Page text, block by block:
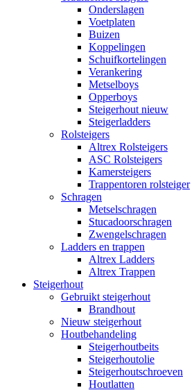
Onderslagen
Voetplaten
Buizen
Koppelingen
Schuifkortelingen
Verankering
Metselboys
Opperboys
Steigerhout nieuw
Steigerladders
Rolsteigers
Altrex Rolsteigers
ASC Rolsteigers
Kamersteigers
Trappentoren rolsteiger
Schragen
Metselschragen
Stucadoorschragen
Zwengelschragen
Ladders en trappen
Altrex Ladders
Altrex Trappen
Steigerhout
Gebruikt steigerhout
Brandhout
Nieuw steigerhout
Houtbehandeling
Steigerhoutbeits
Steigerhoutolie
Steigerhoutschroeven
Houtlatten